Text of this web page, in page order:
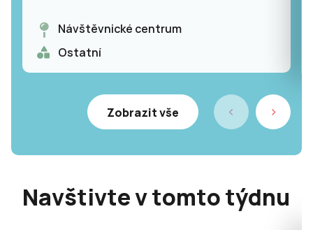
Návštěvnické centrum
Ostatní
Zobrazit vše
Navštivte v tomto týdnu